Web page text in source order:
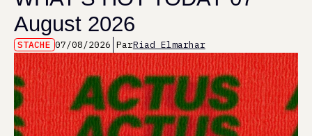
August 2026
STACHE 07/08/2026 ParRiad Elmarhar